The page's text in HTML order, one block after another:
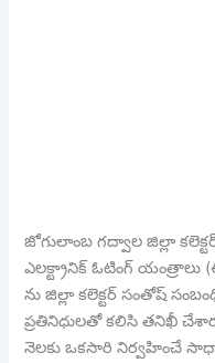
జోగులాంబ గద్వాల జిల్లా
ఎలక్ట్రానిక్ ఓటింగ్ యంత్రాలు
ను జిల్లా కలెక్టర్ సంతోష్
ప్రతినిధులతో కలిసి తనిఖీ
నెలకు ఒకసారి నిర్వహించే